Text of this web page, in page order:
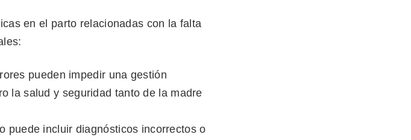
en el parto relacionadas con la falta
pueden impedir una gestión
la salud y seguridad tanto de la madre
puede incluir diagnósticos incorrectos o